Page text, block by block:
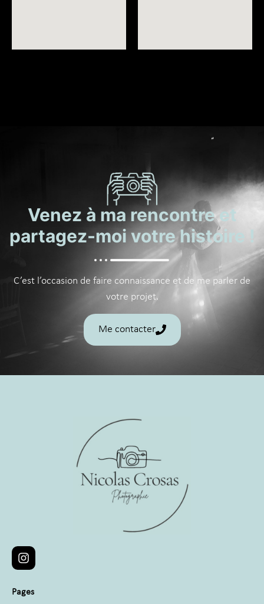
Venez à ma rencontre et
partagez-moi votre histoire !
C’est l’occasion de faire connaissance et de me parler de
votre projet.
Me contacter
Pages